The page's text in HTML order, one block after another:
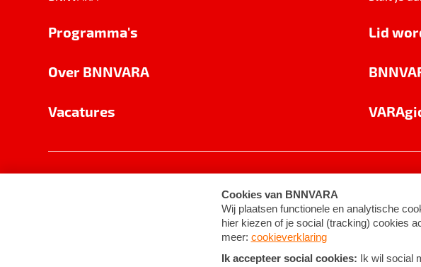
Programma's
Over BNNVARA
Vacatures
Lid
Cookie-instellingen Algemene voorwaarden